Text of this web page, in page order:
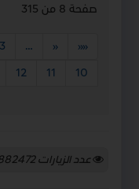
صفحة 8 من 315
10
عدد الزيارات882472